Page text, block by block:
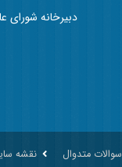
دبیرخانه شورای
سوالات متدوال نقشه